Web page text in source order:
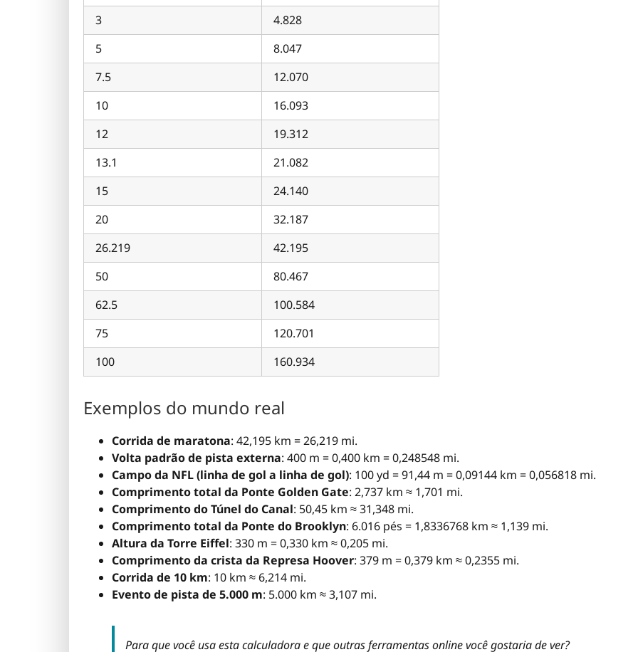
3
4.828
5
8.047
7.5
12.070
10
16.093
12
19.312
13.1
21.082
15
24.140
20
32.187
26.219
42.195
50
80.467
62.5
100.584
75
120.701
100
160.934
Exemplos do mundo real
Corrida de maratona: 42,195 km = 26,219 mi.
Volta padrão de pista externa: 400 m = 0,400 km = 0,248548 mi.
Campo da NFL (linha de gol a linha de gol): 100 yd = 91,44 m = 0,09144 km = 0,056818 mi.
Comprimento total da Ponte Golden Gate: 2,737 km ≈ 1,701 mi.
Comprimento do Túnel do Canal: 50,45 km ≈ 31,348 mi.
Comprimento total da Ponte do Brooklyn: 6.016 pés = 1,8336768 km ≈ 1,139 mi.
Altura da Torre Eiffel: 330 m = 0,330 km ≈ 0,205 mi.
Comprimento da crista da Represa Hoover: 379 m = 0,379 km ≈ 0,2355 mi.
Corrida de 10 km: 10 km ≈ 6,214 mi.
Evento de pista de 5.000 m: 5.000 km ≈ 3,107 mi.
Para que você usa esta calculadora e que outras ferramentas online você gostaria de ver?